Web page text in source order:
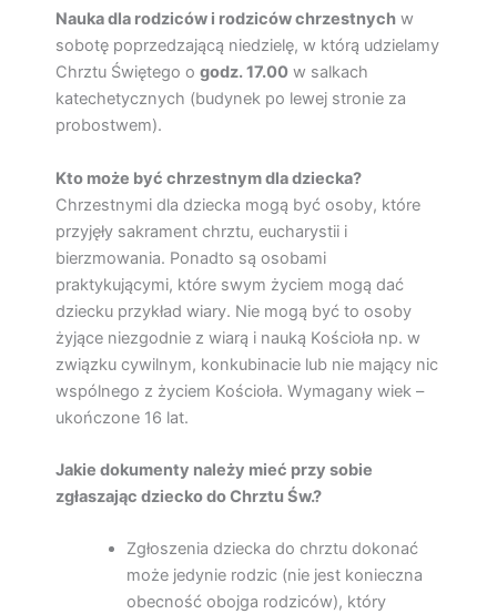
Nauka dla rodziców i rodziców chrzestnych w
sobotę poprzedzającą niedzielę, w którą udzielamy
Chrztu Świętego o godz. 17.00 w salkach
katechetycznych (budynek po lewej stronie za
probostwem).
Kto może być chrzestnym dla dziecka?
Chrzestnymi dla dziecka mogą być osoby, które
przyjęły sakrament chrztu, eucharystii i
bierzmowania. Ponadto są osobami
praktykującymi, które swym życiem mogą dać
dziecku przykład wiary. Nie mogą być to osoby
żyjące niezgodnie z wiarą i nauką Kościoła np. w
związku cywilnym, konkubinacie lub nie mający nic
wspólnego z życiem Kościoła. Wymagany wiek –
ukończone 16 lat.
Jakie dokumenty należy mieć przy sobie
zgłaszając dziecko do Chrztu Św.?
Zgłoszenia dziecka do chrztu dokonać
może jedynie rodzic (nie jest konieczna
obecność obojga rodziców), który